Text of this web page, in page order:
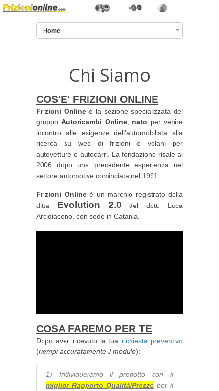
Home
Chi Siamo
COS'E' FRIZIONI ONLINE
Frizioni Online è la sezione specializzata del
gruppoAutoricambi Online, nato per venire
incontro alle esigenze dell'automobilista alla
ricerca su web di frizioni e volani per
autovetture e autocarri. La fondazione risale al
2006 dopo una precedente esperienza nel
settore automotive cominciata nel 1991.
Frizioni Online è un marchio registrato della
ditta Evolution 2.0
del dott. Luca
Arcidiacono, con sede in Catania.
COSA FAREMO PER TE
Dopo aver ricevuto la tua richiesta preventivo
(riempi accuratamente il modulo):
1) Individueremo il prodotto con il
miglior Rapporto Qualità/Prezzo per il